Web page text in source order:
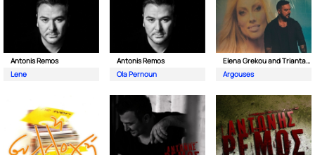
Antonis Remos
Lene
Antonis Remos
Ola Pernoun
Elena Grekou and Triantafillos
Argouses